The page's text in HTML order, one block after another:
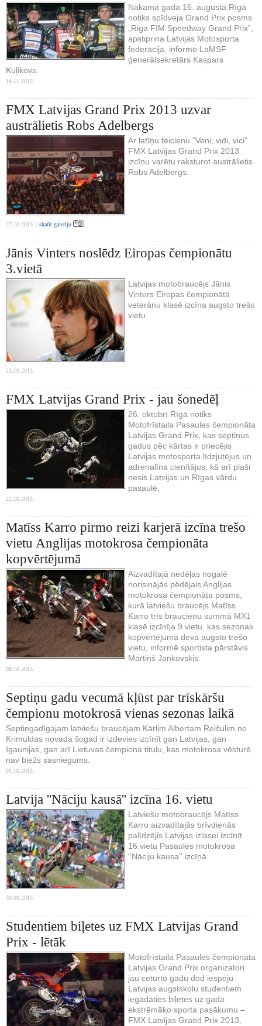
Nākamā gada 16. augustā Rīgā
notiks spīdveja Grand Prix posms
„Riga FIM Speedway Grand Prix”,
apstiprina Latvijas Motosporta
federācija, informē LaMSF
ģenerālsekretārs Kaspars
Kuļikovs.
14.11.2013.
FMX Latvijas Grand Prix 2013 uzvar
austrālietis Robs Adelbergs
Ar latīņu teicienu "Veni, vidi, vici"
FMX Latvijas Grand Prix 2013
izcīņu varētu raksturot austrālietis
Robs Adelbergs.
27.10.2013. | skatīt galeriju
Jānis Vinters noslēdz Eiropas čempionātu
3.vietā
Latvijas motobraucējs Jānis
Vinters Eiropas čempionātā
veterānu klasē izcīna augsto trešo
vietu
23.10.2013.
FMX Latvijas Grand Prix - jau šonedēļ
26. oktobrī Rīgā notiks
Motofrīstaila Pasaules čempionāta
Latvijas Grand Prix, kas septiņus
gadus pēc kārtas ir priecējis
Latvijas motosporta līdzjutējus un
adrenalīna cienītājus, kā arī plaši
nesis Latvijas un Rīgas vārdu
pasaulē.
22.10.2013.
Matīss Karro pirmo reizi karjerā izcīna trešo
vietu Anglijas motokrosa čempionāta
kopvērtējumā
Aizvadītajā nedēļas nogalē
norisinājās pēdējais Anglijas
motokrosa čempionāta posms,
kurā latviešu braucējs Matīss
Karro trīs braucienu summā MX1
klasē izcīnīja 9.vietu, kas sezonas
kopvērtējumā deva augsto trešo
vietu, informē sportista pārstāvis
Mārtiņš Jankovskis.
08.10.2013.
Septiņu gadu vecumā kļūst par trīskāršu
čempionu motokrosā vienas sezonas laikā
Septiņgadīgajam latviešu braucējam Kārlim Albertam Reišulim no
Krimuldas novada šogad ir izdevies izcīnīt gan Latvijas, gan
Igaunijas, gan arī Lietuvas čempiona titulu, kas motokrosa vēsturē
nav biežs sasniegums.
01.10.2013.
Latvija ''Nāciju kausā'' izcīna 16. vietu
Latviešu motobraucējs Matīss
Karro aizvadītajās brīvdienās
palīdzējis Latvijas izlasei izcīnīt
16.vietu Pasaules motokrosa
''Nāciju kausa'' izcīņā.
30.09.2013.
Studentiem biļetes uz FMX Latvijas Grand
Prix - lētāk
Motofrīstaila Pasaules čempionāta
Latvijas Grand Prix organizatori
jau ceturto gadu dod iespēju
Latvijas augstskolu studentiem
iegādāties biļetes uz gada
ekstrēmāko sporta pasākumu –
FMX Latvijas Grand Prix 2013,